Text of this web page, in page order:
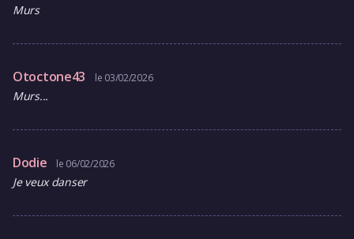
Murs
Otoctone43 le 03/02/2026
Murs...
Dodie le 06/02/2026
Je veux danser